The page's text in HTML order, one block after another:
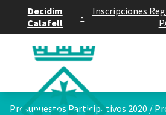
Decidim
Calafell
-
Inscripciones
Presupuestos Participativos 2020 /